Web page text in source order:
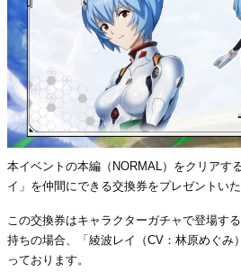
本イベントの本編（NORMAL）をクリアす
イ」を仲間にできる交換券をプレゼントいた
この交換券はキャラクターガチャで登場す
持ちの場合、「綾波レイ（CV：林原めぐみ
っております。